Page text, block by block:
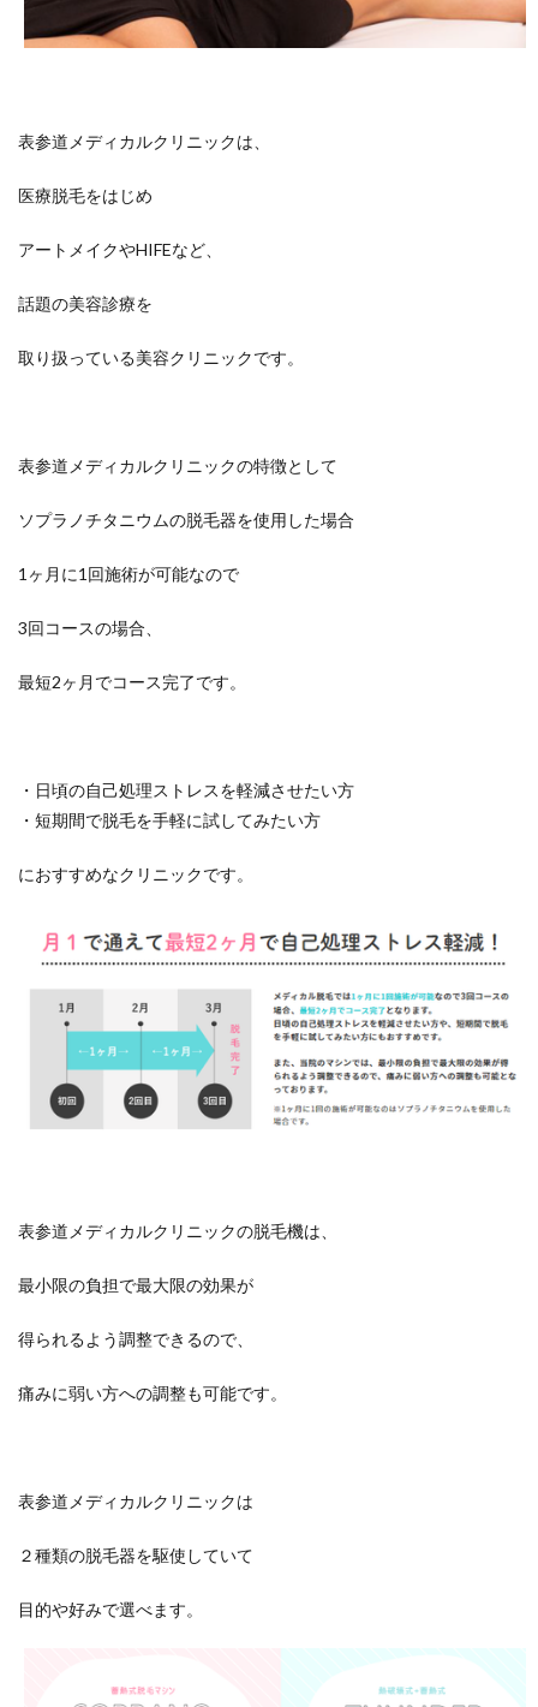
表参道メディカルクリニックは、
医療脱毛をはじめ
アートメイクやHIFEなど、
話題の美容診療を
取り扱っている美容クリニックです。
表参道メディカルクリニックの特徴として
ソプラノチタニウムの脱毛器を使用した場合
1ヶ月に1回施術が可能なので
3回コースの場合、
最短2ヶ月でコース完了です。
・日頃の自己処理ストレスを軽減させたい方
・短期間で脱毛を手軽に試してみたい方
におすすめなクリニックです。
表参道メディカルクリニックの脱毛機は、
最小限の負担で最大限の効果が
得られるよう調整できるので、
痛みに弱い方への調整も可能です。
表参道メディカルクリニックは
２種類の脱毛器を駆使していて
目的や好みで選べます。